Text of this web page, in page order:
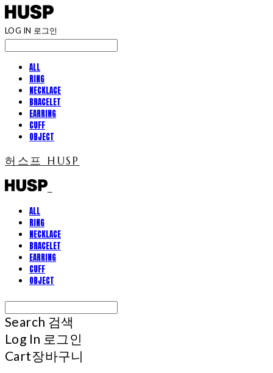
LOG IN 로그인
ALL
RING
NECKLACE
BRACELET
EARRING
CUFF
OBJECT
허스프 HUSP
ALL
RING
NECKLACE
BRACELET
EARRING
CUFF
OBJECT
Search 검색
Log In 로그인
Cart장바구니